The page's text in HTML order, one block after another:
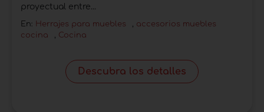
proyectual entre...
En: Herrajes para muebles , accesorios muebles
cocina
, Cocina
Descubra los detalles